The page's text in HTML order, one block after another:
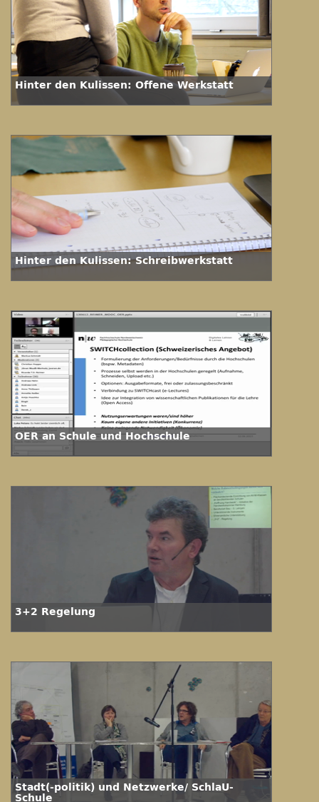
Hinter den Kulissen: Offene Werkstatt
Hinter den Kulissen: Schreibwerkstatt
OER an Schule und Hochschule
3+2 Regelung
Stadt(-politik) und Netzwerke/ SchlaU-
Schule